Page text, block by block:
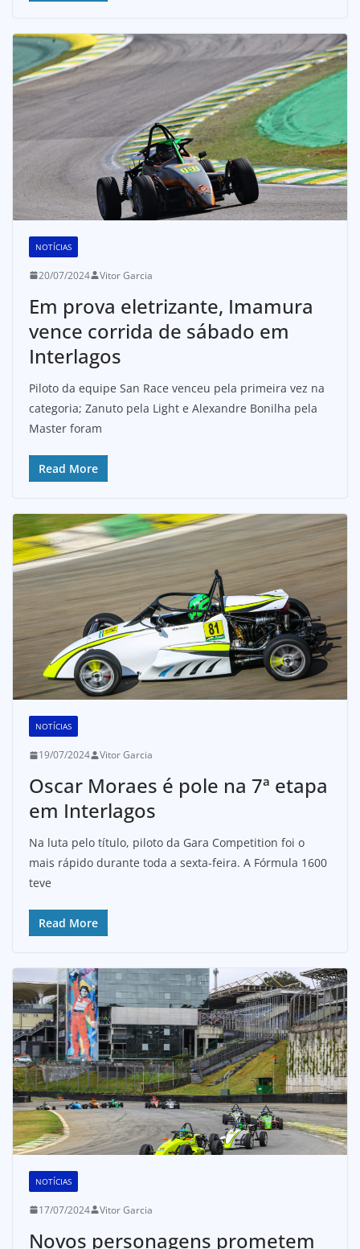
NOTÍCIAS
20/07/2024 Vitor Garcia
Em prova eletrizante, Imamura
vence corrida de sábado em
Interlagos
Piloto da equipe San Race venceu pela primeira vez na
categoria; Zanuto pela Light e Alexandre Bonilha pela
Master foram
Read More
NOTÍCIAS
19/07/2024 Vitor Garcia
Oscar Moraes é pole na 7ª etapa
em Interlagos
Na luta pelo título, piloto da Gara Competition foi o
mais rápido durante toda a sexta-feira. A Fórmula 1600
teve
Read More
NOTÍCIAS
17/07/2024 Vitor Garcia
Novos personagens prometem